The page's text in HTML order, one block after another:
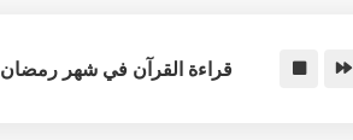
قراءة القرآن في شهر رمضان